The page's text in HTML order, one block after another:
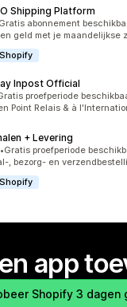
Shipping Platform
in totaal
Gratis abonnement
geld met je maandelijkse
Inpost Official
in totaalproefperiode
Point Relais & à
+ Levering
in totaal
•Gratis proefperiode
, bezorg- en
app
Shopify 3 dagen